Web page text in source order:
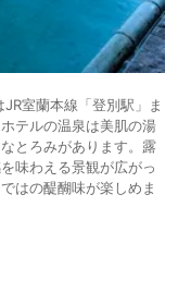
室蘭本線「登別駅」ま
テルの温泉は美肌の湯
とろみがあります。露
味わえる景観が広がっ
はの醍醐味が楽しめま